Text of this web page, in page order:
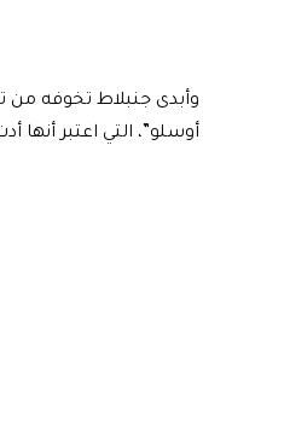
وأبدى جنبلاط تخوفه من
أوسلو”، التي اعتبر